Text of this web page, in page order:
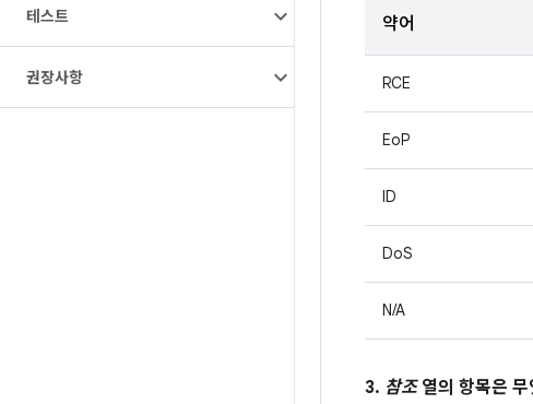
테스트
권장사항
약어
RCE
EoP
ID
DoS
N/A
3. 참조열의 항목은 무